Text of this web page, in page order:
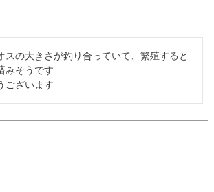
スの大きさが釣り合っていて、繁殖すると
みそうです
ございます